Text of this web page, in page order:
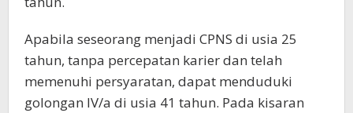
Apabila seseorang menjadi CPNS di usia 25
tahun, tanpa percepatan karier dan telah
memenuhi persyaratan, dapat menduduki
golongan IV/a di usia 41 tahun. Pada kisaran